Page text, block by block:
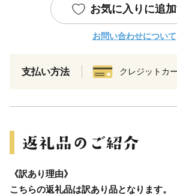
お気に入りに追
お問い合わせについて
支払い方法 クレジットカ
《訳あり理由》
こちらの返礼品は訳あり品となります。